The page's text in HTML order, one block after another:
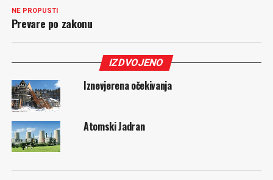
NE PROPUSTI
Prevare po zakonu
IZDVOJENO
Iznevjerena očekivanja
Atomski Jadran